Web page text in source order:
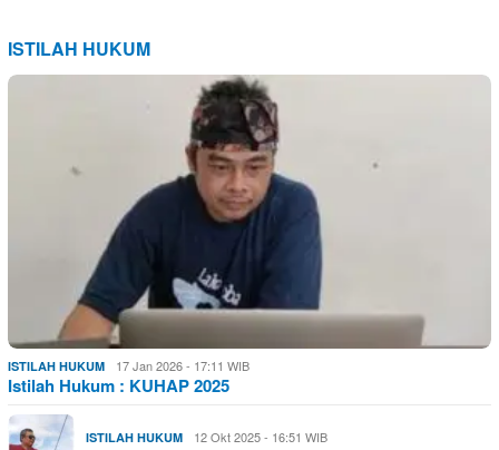
ISTILAH HUKUM
ISTILAH HUKUM 17 Jan 2026 - 17:11 WIB
Istilah Hukum : KUHAP 2025
ISTILAH HUKUM 12 Okt 2025 - 16:51 WIB